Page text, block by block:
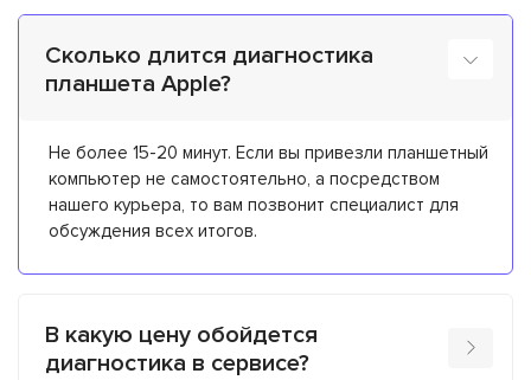
Сколько длится диагностика
планшета Apple?
Не более 15-20 минут. Если вы привезли планшетный
компьютер не самостоятельно, а посредством
нашего курьера, то вам позвонит специалист для
обсуждения всех итогов.
В какую цену обойдется
диагностика в сервисе?